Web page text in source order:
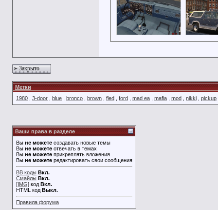
Закрыто
Метки
1980
3-door blue bronco brown fled ford mad ea mafia mod nikki pickup
Ваши права в разделе
Вы не можете создавать новые темы
Вы не можете отвечать в темах
Вы не можете прикреплять вложения
Вы не можете редактировать свои сообщения
BB коды Вкл.
Смайлы Вкл.
[IMG] код Вкл.
HTML код Выкл.
Правила форума